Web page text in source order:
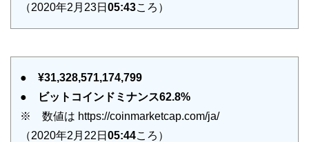
（2020年2月23日 05:43ころ）
● ¥31,328,571,174,799
●
ビットコインドミナンス62.8%
※ 数値は https://coinmarketcap.com/ja/
（2020年2月22日 05:44ころ）